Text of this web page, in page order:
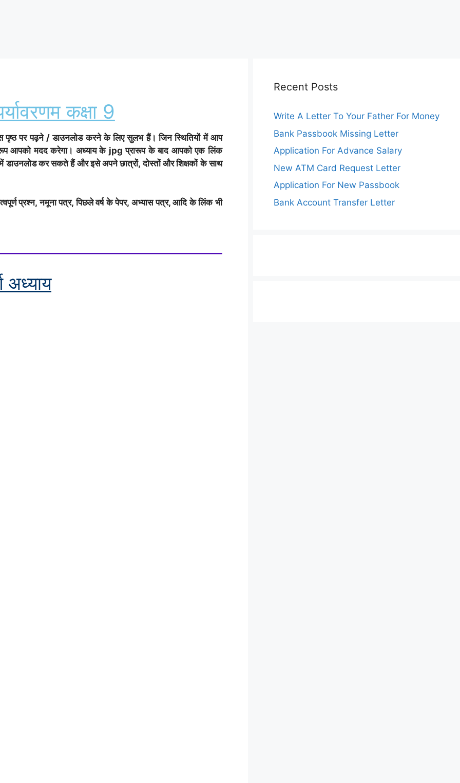
कक्षा 9
पृष्ठ पर पढ़ने / डाउनलोड करने के लिए सुलभ हैं। जिन स्थितियों में आप
आपको मदद करेगा। अध्याय के jpg प्रारूप के बाद आपको एक लिंक
डाउनलोड कर सकते हैं और इसे अपने छात्रों, दोस्तों और शिक्षकों के साथ
प्रश्न, नमूना पत्र, पिछले वर्ष के पेपर, अभ्यास पत्र, आदि के लिंक भी
अध्याय
Recent Posts
Write A Letter To Your Father For Money
Bank Passbook Missing Letter
Application For Advance Salary
New ATM Card Request Letter
Application For New Passbook
Bank Account Transfer Letter